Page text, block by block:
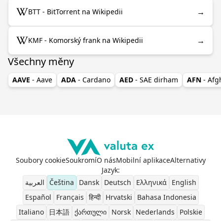
BTT - BitTorrent na Wikipedii →
KMF - Komorský frank na Wikipedii →
Všechny měny
AAVE - Aave ADA - Cardano AED - SAE dirham AFN -
Soubory cookieSoukromíO násMobilní aplikaceAlternativy
Jazyk:
العربية
Čeština Dansk Deutsch Ελληνικά
English
Español
Français हिन्दी Hrvatski
Bahasa Indonesia
Italiano
日本語 ქართული Norsk Nederlands Polskie